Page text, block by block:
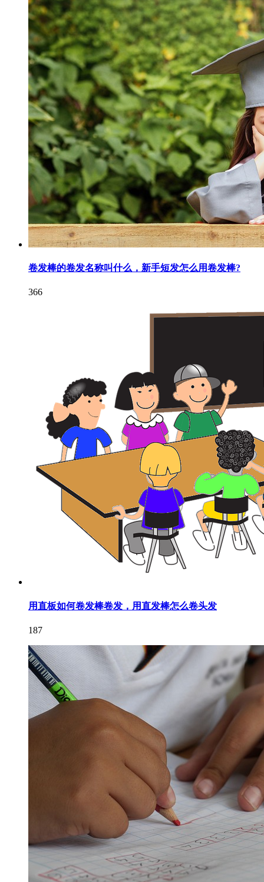
卷发棒的卷发名称叫什么，新手短发怎么用卷发棒?
366
用直板如何卷发棒卷发，用直发棒怎么卷头发
187